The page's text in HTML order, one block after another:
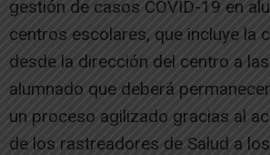
gestión de casos COVID-19 en
centros escolares, que incluye la
desde la dirección del centro a
alumnado que deberá
un proceso agilizado gracias al
de los rastreadores de Salud a